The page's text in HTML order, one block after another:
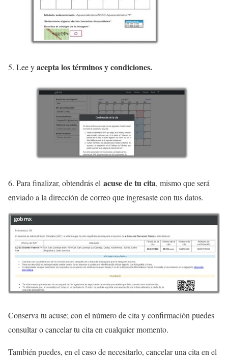
5. Lee yacepta los términos y condiciones.
6. Para finalizar, obtendrás el acuse de tu cita, mismo que será
enviado a la dirección de correo que ingresaste con tus datos.
Conserva tu acuse; con el número de cita y confirmación puedes
consultar o cancelar tu cita en cualquier momento.
También puedes, en el caso de necesitarlo, cancelar una cita en el